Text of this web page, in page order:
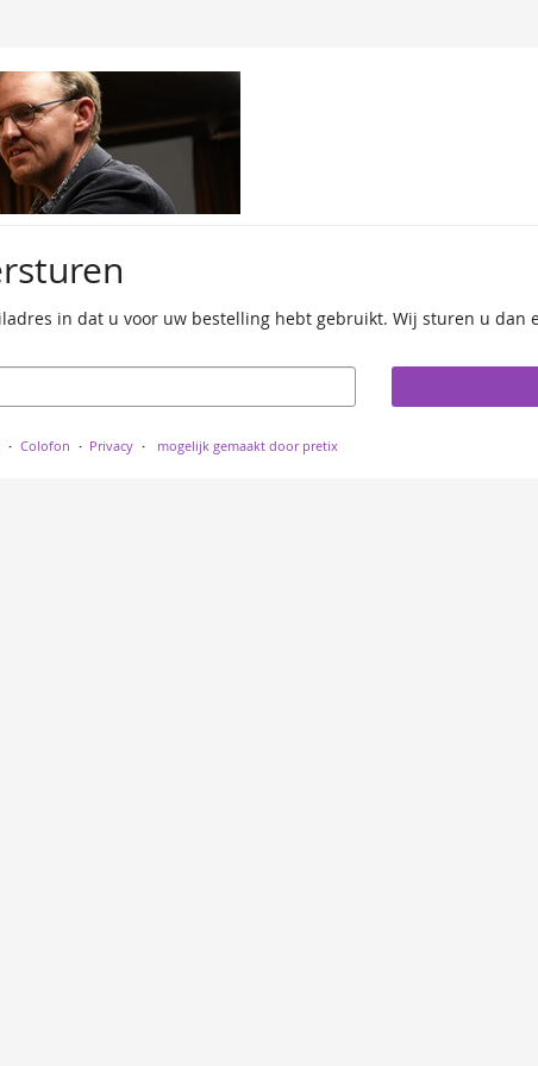
in dat u voor uw bestelling hebt gebruikt. Wij sturen u dan
Colofon Privacy mogelijk gemaakt door pretix